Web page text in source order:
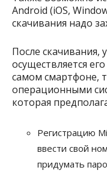
Android (iOS,
скачивания надо
После скачивания,
осуществляется
самом смартфоне,
операционными
которая
Регистрацию
ввести свой
придумать